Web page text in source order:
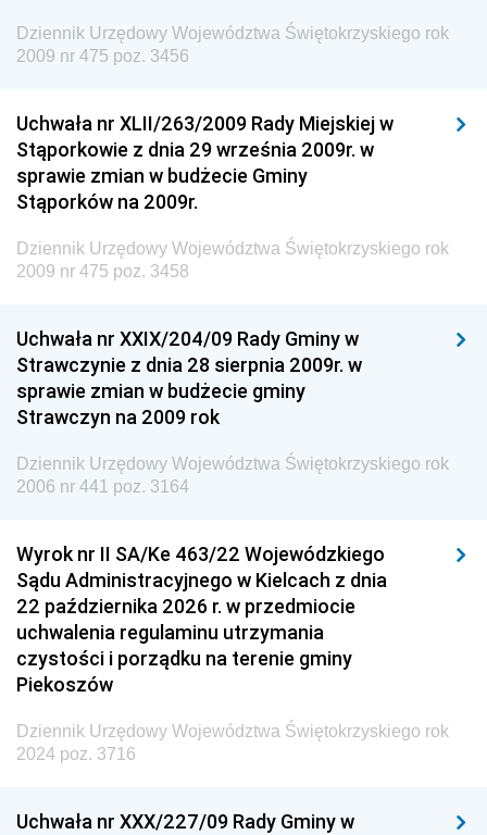
Wewnętrznego
Dziennik Urzędowy Urzędu Patentowego
Dziennik Urzędowy Generalnej Dyrekcji Dróg
Krajowych i Autostrad
Dziennik Urzędowy Ministra Środowiska
Dziennik Urzędowy Ministra Edukacji
Dziennik Urzędowy Ministra Przemysłu
Dziennik Urzędowy Ministra Finansów i Gospodarki
Dziennik Urzędowy Ministra do Spraw Unii
Dziennik Urzędowy Agencji Wywiadu
Dziennik Urzędowy Województwa Świętokrzyskiego rok
2009 nr 475 poz. 3456
Uchwała nr XLII/263/2009 Rady Miejskiej w
Stąporkowie z dnia 29 września 2009r. w
sprawie zmian w budżecie Gminy
Stąporków na 2009r.
Dziennik Urzędowy Województwa Świętokrzyskiego rok
2009 nr 475 poz. 3458
Uchwała nr XXIX/204/09 Rady Gminy w
Strawczynie z dnia 28 sierpnia 2009r. w
sprawie zmian w budżecie gminy
Strawczyn na 2009 rok
Dziennik Urzędowy Województwa Świętokrzyskiego rok
2006 nr 441 poz. 3164
Wyrok nr II SA/Ke 463/22 Wojewódzkiego
Sądu Administracyjnego w Kielcach z dnia
22 października 2026 r. w przedmiocie
uchwalenia regulaminu utrzymania
czystości i porządku na terenie gminy
Piekoszów
Dziennik Urzędowy Województwa Świętokrzyskiego rok
2024 poz. 3716
Uchwała nr XXX/227/09 Rady Gminy w